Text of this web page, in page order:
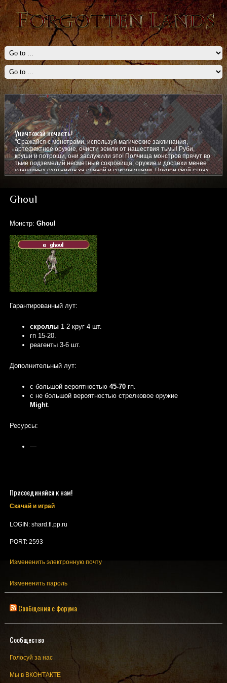
Уничтожай нечисть!
"Сражайся с монстрами, используй магические заклинания,
артефактное оружие, очисти земли от нашествия тьмы! Руби,
круши и потроши, они заслужили это! Полчища монстров прячут во
тьме подземелий несметные сокровища, оружие и доспехи менее
удачливых охотников за славой и сокровищами. Покори свой страх,
покажи им кто тут главный!
Ghoul
Монстр: Ghoul
Гарантированный лут:
скроллы1-2 круг 4 шт.
гп 15-20.
реагенты 3-6 шт.
Дополнительный лут:
с большой вероятностью 45-70гп.
с не большой вероятностью стрелковое оружие
Might.
Ресурсы:
—
Присоединяйся к нам!
Скачай и играй
LOGIN: shard.fl.pp.ru
PORT: 2593
Измененить электронную почту
Измененить пароль
Сообщения с форума
Сообщество
Голосуй за нас
Мы в ВКОНТАКТЕ